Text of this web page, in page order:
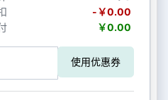
-￥0.00
￥0.00
使用优惠券